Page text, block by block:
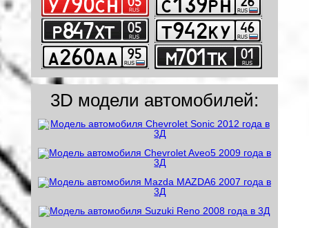
3D модели автомобилей: